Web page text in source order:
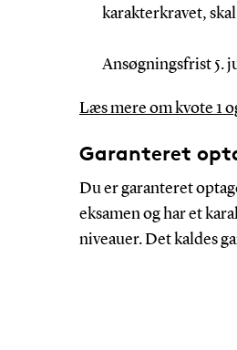
karakterkravet,
Ansøgningsfrist 5.
Læs mere om kvote 1
Garanteret
Du er garanteret
eksamen og har et
niveauer.Det kaldes